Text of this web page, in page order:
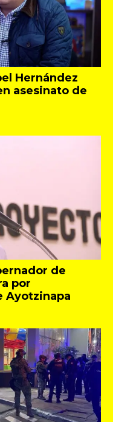
Hernández
asesinato de
de
por
Ayotzinapa